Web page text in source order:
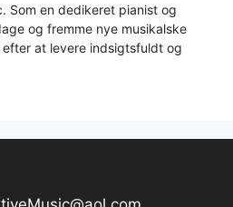
Som en dedikeret pianist og
og fremme nye musikalske
at levere indsigtsfuldt og